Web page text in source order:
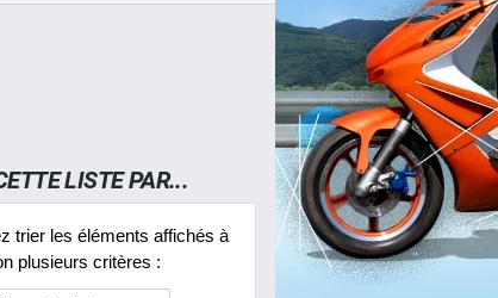
LISTE PAR...
trier les éléments affichés à
plusieurs critères :